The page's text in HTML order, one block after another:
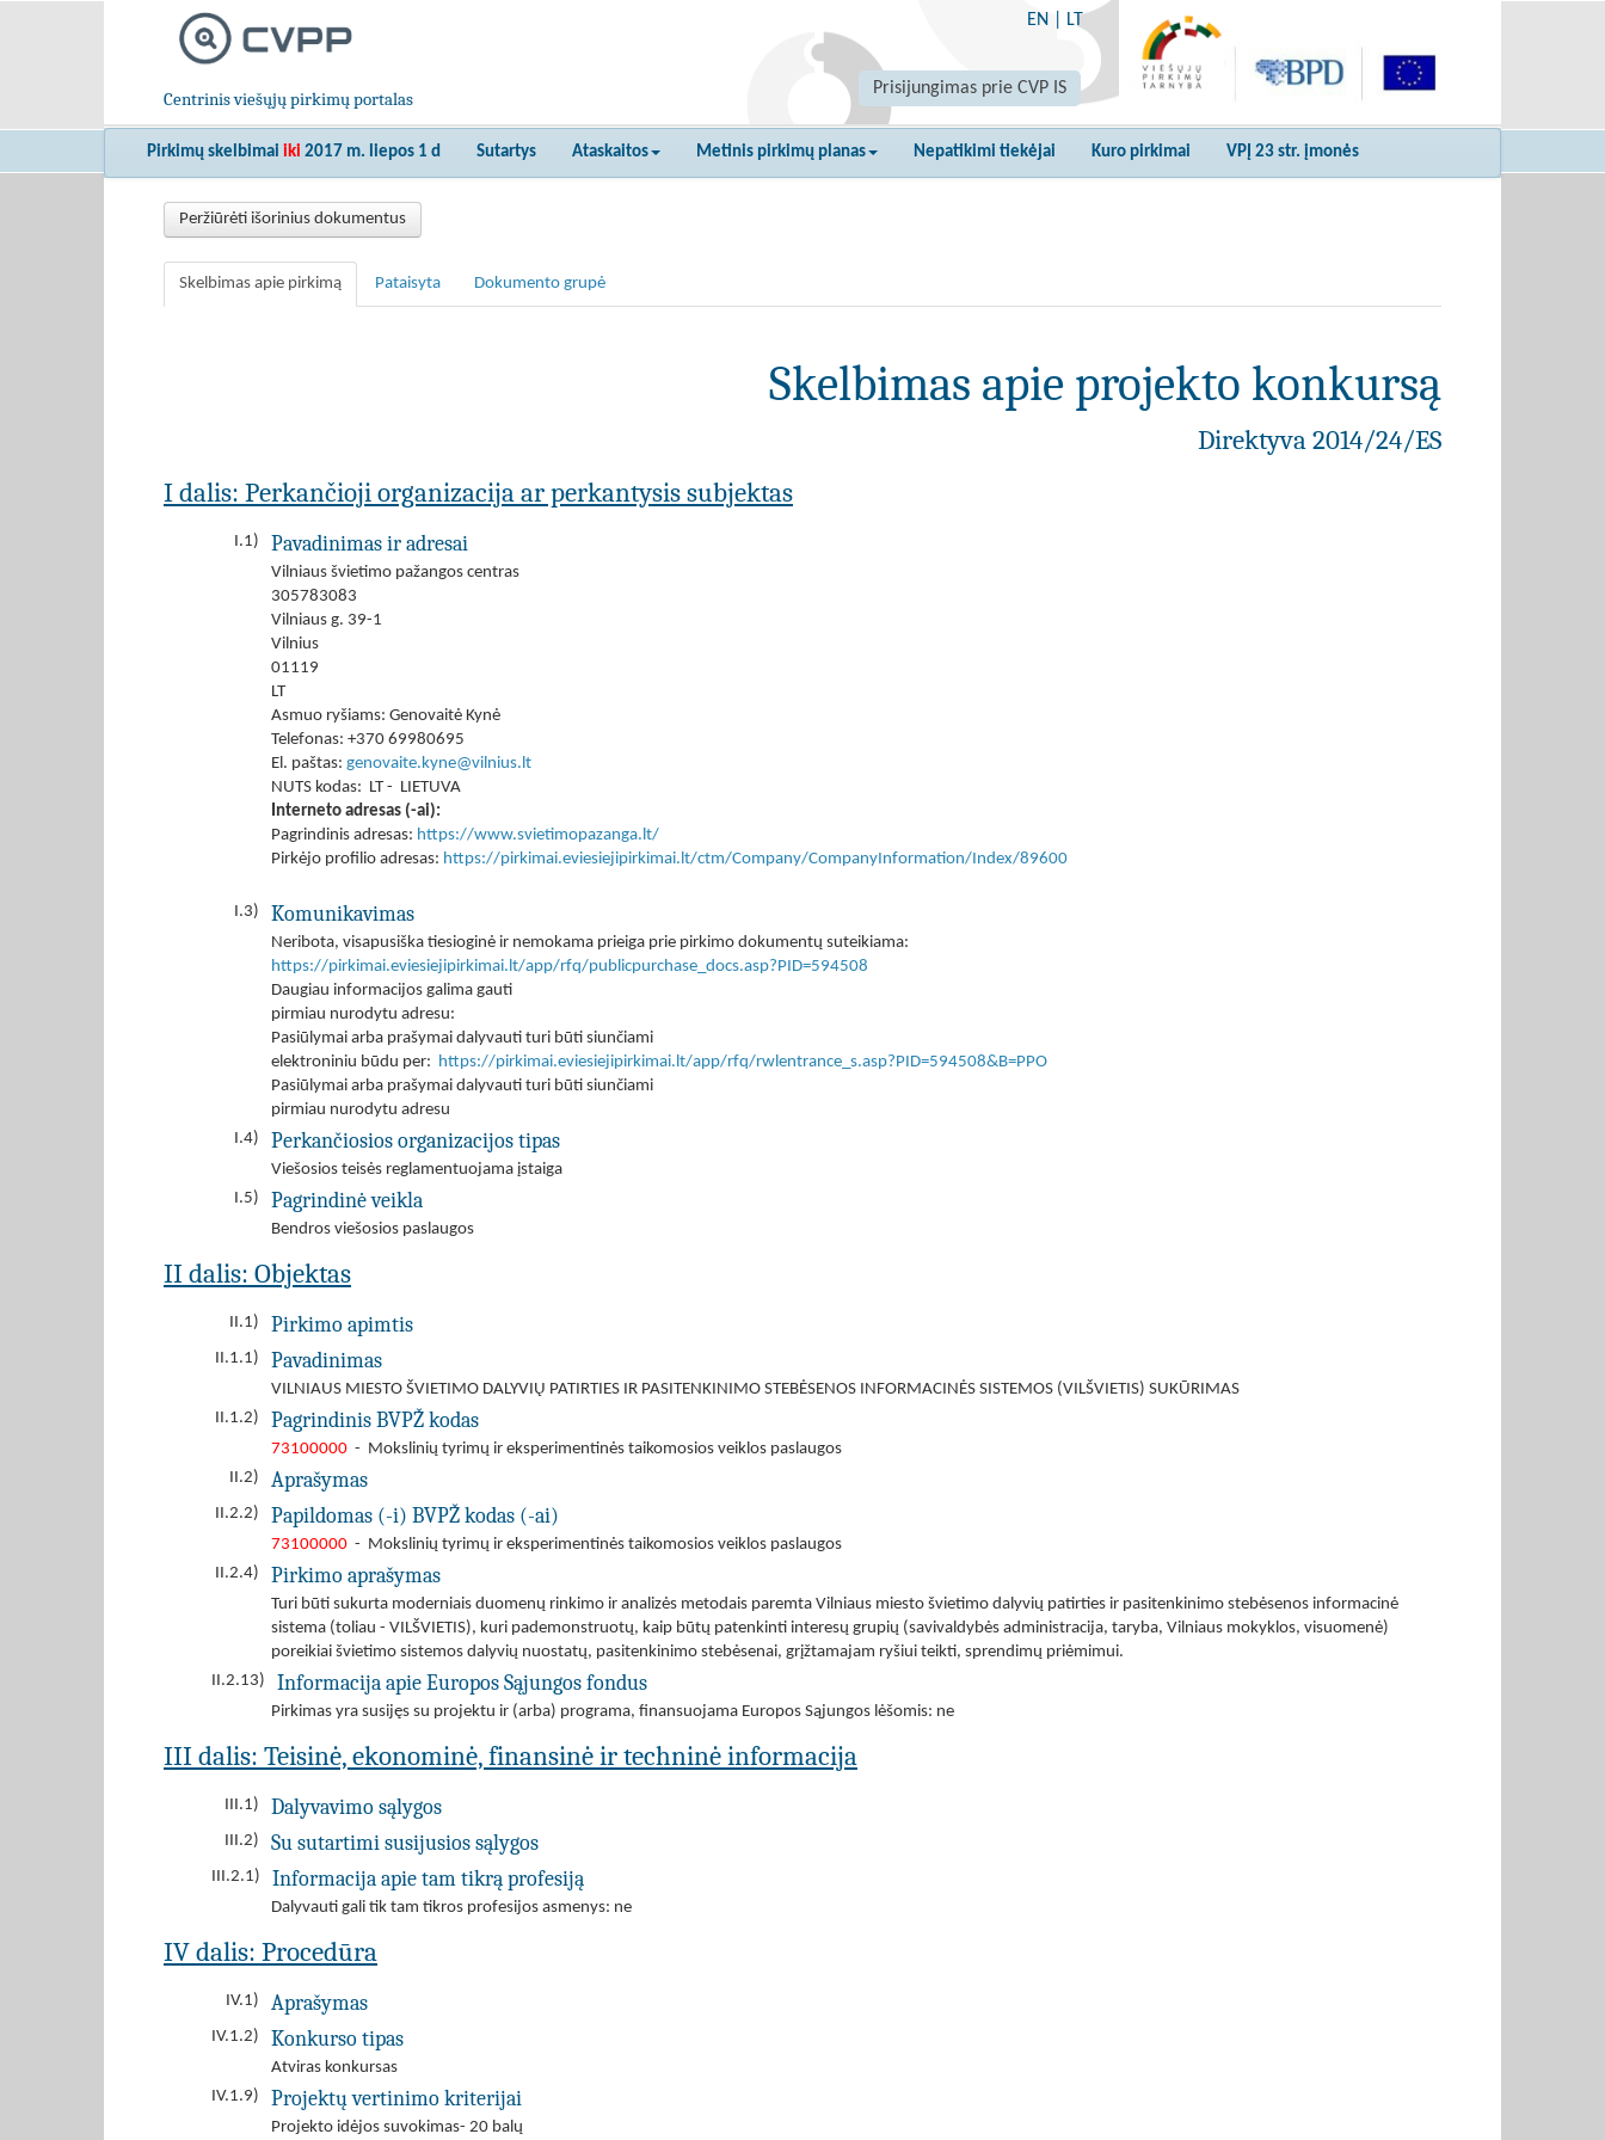
Centrinis viešųjų pirkimų portalas
EN LT
Prisijungimas prie CVP IS
Pirkimų skelbimai iki 2017 m. liepos 1 d Sutartys Ataskaitos Metinis pirkimų planas Nepatikimi tiekėjai Kuro pirkimai VPĮ 23 str. įmonės
Peržiūrėti išorinius dokumentus
Skelbimas apie pirkimą Pataisyta Dokumento grupė
Skelbimas apie projekto konkursą
Direktyva 2014/24/ES
I dalis: Perkančioji organizacija ar perkantysis subjektas
I.1) Pavadinimas ir adresai
Vilniaus švietimo pažangos centras
305783083
Vilniaus g. 39-1
Vilnius
01119
LT
Asmuo ryšiams: Genovaitė Kynė
Telefonas: +370 69980695
El. paštas: genovaite.kyne@vilnius.lt
NUTS kodas: LT - LIETUVA
Interneto adresas (-ai):
Pagrindinis adresas: https://www.svietimopazanga.lt/
Pirkėjo profilio adresas: https://pirkimai.eviesiejipirkimai.lt/ctm/Company/CompanyInformation/Index/89600
I.3) Komunikavimas
Neribota, visapusiška tiesioginė ir nemokama prieiga prie pirkimo dokumentų suteikiama:
https://pirkimai.eviesiejipirkimai.lt/app/rfq/publicpurchase_docs.asp?PID=594508
Daugiau informacijos galima gauti
pirmiau nurodytu adresu:
Pasiūlymai arba prašymai dalyvauti turi būti siunčiami
elektroniniu būdu per: https://pirkimai.eviesiejipirkimai.lt/app/rfq/rwlentrance_s.asp?PID=594508&B=PPO
Pasiūlymai arba prašymai dalyvauti turi būti siunčiami
pirmiau nurodytu adresu
I.4)
Perkančiosios organizacijos tipas
Viešosios teisės reglamentuojama įstaiga
I.5)
Pagrindinė veikla
Bendros viešosios paslaugos
II dalis: Objektas
II.1) Pirkimo apimtis
II.1.1) Pavadinimas
VILNIAUS MIESTO ŠVIETIMO DALYVIŲ PATIRTIES IR PASITENKINIMO STEBĖSENOS INFORMACINĖS SISTEMOS (VILŠVIETIS) SUKŪRIMAS
II.1.2)
Pagrindinis BVPŽ kodas
73100000 - Mokslinių tyrimų ir eksperimentinės taikomosios veiklos paslaugos
II.2)
Aprašymas
II.2.2) Papildomas (-i) BVPŽ kodas (-ai)
73100000 - Mokslinių tyrimų ir eksperimentinės taikomosios veiklos paslaugos
II.2.4)
Pirkimo aprašymas
Turi būti sukurta moderniais duomenų rinkimo ir analizės metodais paremta Vilniaus miesto švietimo dalyvių patirties ir pasitenkinimo stebėsenos informacinė
sistema (toliau - VILŠVIETIS), kuri pademonstruotų, kaip būtų patenkinti interesų grupių (savivaldybės administracija, taryba, Vilniaus mokyklos, visuomenė)
poreikiai švietimo sistemos dalyvių nuostatų, pasitenkinimo stebėsenai, grįžtamajam ryšiui teikti, sprendimų priėmimui.
II.2.13)
Informacija apie Europos Sąjungos fondus
Pirkimas yra susijęs su projektu ir (arba) programa, finansuojama Europos Sąjungos lėšomis: ne
III dalis: Teisinė, ekonominė, finansinė ir techninė informacija
III.1) Dalyvavimo sąlygos
III.2) Su sutartimi susijusios sąlygos
III.2.1) Informacija apie tam tikrą profesiją
Dalyvauti gali tik tam tikros profesijos asmenys: ne
IV dalis: Procedūra
IV.1) Aprašymas
IV.1.2) Konkurso tipas
Atviras konkursas
IV.1.9)
Projektų vertinimo kriterijai
Projekto idėjos suvokimas- 20 balų